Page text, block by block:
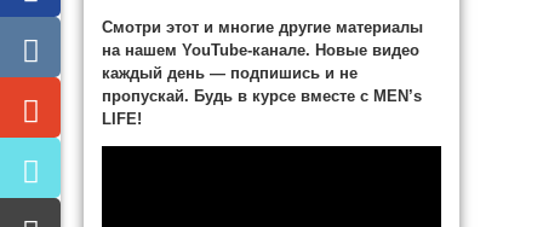
Смотри этот и многие другие материалы
на нашем YouTube-канале. Новые видео
каждый день — подпишись и не
пропускай. Будь в курсе вместе с MEN’s
LIFE!